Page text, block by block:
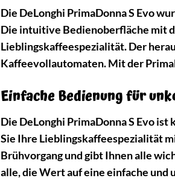
Die DeLonghi PrimaDonna S Evo
Die intuitive Bedienoberfläche mit
Lieblingskaffeespezialität. Der
Kaffeevollautomaten. Mit der
Einfache Bedienung für
Die DeLonghi PrimaDonna S Evo
Sie Ihre Lieblingskaffeespezialität
Brühvorgang und gibt Ihnen alle
alle, die Wert auf eine einfache und